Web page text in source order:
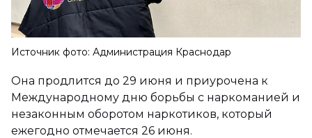
Источник фото: Администрация Краснодар
Она продлится до 29 июня и приурочена к
Международному дню борьбы с наркоманией и
незаконным оборотом наркотиков, который
ежегодно отмечается 26 июня.